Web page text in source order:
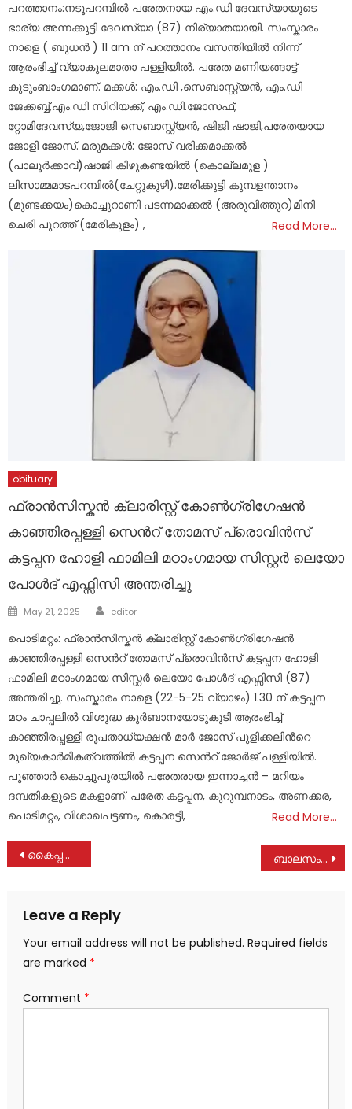
പറത്താനം:നടൂപറമ്പിൽ പരേതനായ എം.ഡി ദേവസ്യായുടെ
ഭാര്യ അന്നക്കുട്ടി ദേവസ്യാ (87) നിര്യാതയായി. സംസ്കാരം
നാളെ ( ബുധൻ ) 11 am ന് പറത്താനം വസന്തിയിൽ നിന്ന്
ആരംഭിച്ച് വ്യാകുലമാതാ പള്ളിയിൽ. പരേത മണിയങ്ങാട്ട്
കുടുംബാംഗമാണ്. മക്കൾ: എം.ഡി ,സെബാസ്റ്റ്യൻ, എം.ഡി
ജേക്കബ്ബ്,എം.ഡി സിറിയക്ക്, എം.ഡി.ജോസഫ്,
റ്റോമിദേവസ്യ,ജോജി സെബാസ്റ്റ്യൻ, ഷിജി ഷാജി,പരേതയായ
ജോളി ജോസ്. മരുമക്കൾ: ജോസ് വരിക്കമാക്കൽ
(പാലൂർക്കാവ്)ഷാജി കിഴുകണ്ടയിൽ (കൊല്ലമുള )
ലിസാമ്മമാടപറമ്പിൽ(ചേറ്റുകുഴി).മേരിക്കുട്ടി കുമ്പളന്താനം
(മുണ്ടക്കയം)കൊച്ചുറാണി പടന്നമാക്കൽ (അരുവിത്തുറ)മിനി
ചെരി പുറത്ത് (മേരികുളം) ,
Read More…
obituary
ഫ്രാൻസിസ്കൻ ക്ലാരിസ്റ്റ് കോൺഗ്രിഗേഷൻ
കാഞ്ഞിരപ്പള്ളി സെന്‍റ് തോമസ് പ്രൊവിൻസ്
കട്ടപ്പന ഹോളി ഫാമിലി മഠാംഗമായ സിസ്റ്റർ ലെയോ
പോൾദ് എഫ്സിസി അന്തരിച്ചു
Posted
May 21, 2025 Author
editor
പൊടിമറ്റം: ഫ്രാൻസിസ്കൻ ക്ലാരിസ്റ്റ് കോൺഗ്രിഗേഷൻ
കാഞ്ഞിരപ്പള്ളി സെന്‍റ് തോമസ് പ്രൊവിൻസ് കട്ടപ്പന ഹോളി
ഫാമിലി മഠാംഗമായ സിസ്റ്റർ ലെയോ പോൾദ് എഫ്സിസി (87)
അന്തരിച്ചു. സംസ്കാരം നാളെ (22-5-25 വ്യാഴം) 1.30 ന് കട്ടപ്പന
മഠം ചാപ്പലിൽ വിശുദ്ധ കുർബാനയോടുകുടി ആരംഭിച്ച്
കാഞ്ഞിരപ്പള്ളി രൂപതാധ്യക്ഷൻ മാർ ജോസ് പുളിക്കലിന്‍റെ
മുഖ്യകാർമികത്വത്തിൽ കട്ടപ്പന സെന്‍റ് ജോർജ് പള്ളിയിൽ.
പൂഞ്ഞാർ കൊച്ചുപുരയിൽ പരേതരായ ഇന്നാച്ചൻ – മറിയം
ദമ്പതികളുടെ മകളാണ്. പരേത കട്ടപ്പന, കുറുമ്പനാടം, അണക്കര,
പൊടിമറ്റം, വിശാഖപട്ടണം, കൊരട്ടി,
Read More…
Post
കൈപ്പത്തടത്തിൽ (കല്ലടയിൽ) അബ്രാഹം കുര്യൻ നിര്യാതയായി ബാലസംഘം ഹാപ്പിനെസ് ഫെസ്റ്റിവെൽ നടത്തി
Leave a Reply
Your email address will not be published. Required fields
are marked *
Comment *